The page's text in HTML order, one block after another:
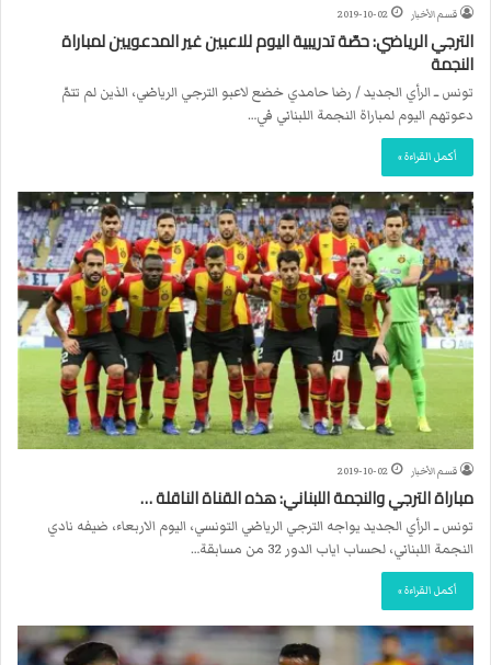
قسم الأخبار 2019-10-02
الترجي الرياضي: حصّة تدريبية اليوم للاعبين غير المدعويين لمباراة
النجمة
تونس ــ الرأي الجديد / رضا حامدي خضع لاعبو الترجي الرياضي، الذين لم تتمّ
دعوتهم اليوم لمباراة النجمة اللبناني في…
أكمل القراءة »
قسم الأخبار 2019-10-02
مباراة الترجي والنجمة اللبناني: هذه القناة الناقلة …
تونس ــ الرأي الجديد يواجه الترجي الرياضي التونسي، اليوم الاربعاء، ضيفه نادي
النجمة اللبناني، لحساب اياب الدور 32 من مسابقة…
أكمل القراءة »